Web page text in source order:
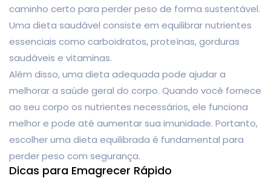
caminho certo para perder peso de forma sustentável.
Uma dieta saudável consiste em equilibrar nutrientes
essenciais como carboidratos, proteínas, gorduras
saudáveis ​​e vitaminas.
Além disso, uma dieta adequada pode ajudar a
melhorar a saúde geral do corpo. Quando você fornece
ao seu corpo os nutrientes necessários, ele funciona
melhor e pode até aumentar sua imunidade. Portanto,
escolher uma dieta equilibrada é fundamental para
perder peso com segurança.
Dicas para Emagrecer Rápido